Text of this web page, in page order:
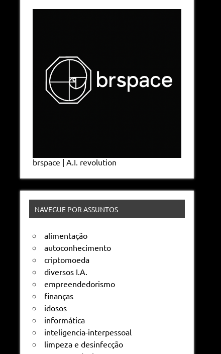
brspace | A.I. revolution
NAVEGUE POR ASSUNTOS
alimentação
autoconhecimento
criptomoeda
diversos I.A.
empreendedorismo
finanças
idosos
informática
inteligencia-interpessoal
limpeza e desinfecção